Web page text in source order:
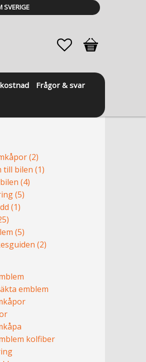
SVERIGE
Frågor & svar
Favoriter
Kundvagn
(2)
till bilen (1)
(4)
(5)
(1)
(5)
(2)
emblem
kolfiber